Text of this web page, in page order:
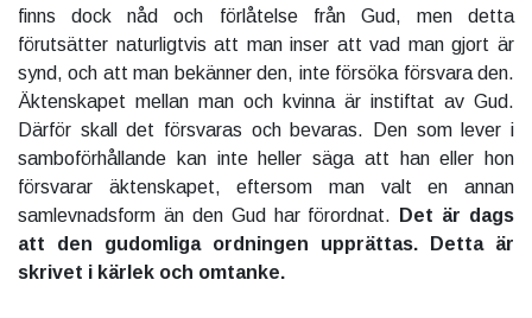
finns dock nåd och förlåtelse från Gud, men detta
förutsätter naturligtvis att man inser att vad man gjort är
synd, och att man bekänner den, inte försöka försvara den.
Äktenskapet mellan man och kvinna är instiftat av Gud.
Därför skall det försvaras och bevaras. Den som lever i
samboförhållande kan inte heller säga att han eller hon
försvarar äktenskapet, eftersom man valt en annan
samlevnadsform än den Gud har förordnat.
Det är dags
att den gudomliga ordningen upprättas. Detta är
skrivet i kärlek och omtanke.